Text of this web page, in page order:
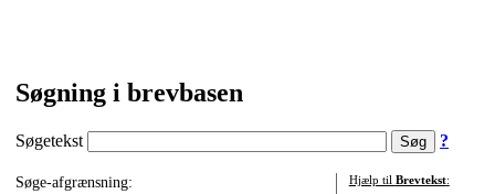
Søgning i brevbasen
Søgetekst ?
Søge-afgrænsning:
Hjælp til Brevtekst: